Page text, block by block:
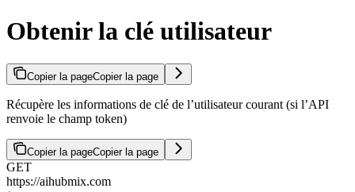
Obtenir la clé utilisateur
Copier la pageCopier la page
Récupère les informations de clé de l’utilisateur courant (si l’API
renvoie le champ token)
Copier la pageCopier la page
GET
https://aihubmix.com